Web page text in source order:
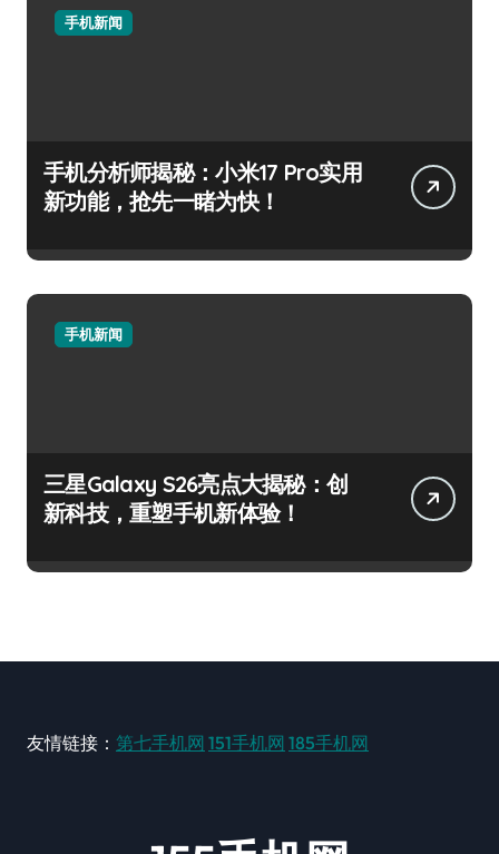
手机新闻
手机分析师揭秘：小米17 Pro实用
新功能，抢先一睹为快！
手机新闻
三星Galaxy S26亮点大揭秘：创
新科技，重塑手机新体验！
友情链接： 第七手机网 151手机网 185手机网